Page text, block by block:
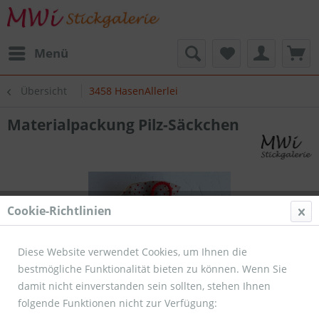
Menü
Übersicht 3458 HasenAllerlei
Materialpackung Pilz-Säckchen
Cookie-Richtlinien
Diese Website verwendet Cookies, um Ihnen die
bestmögliche Funktionalität bieten zu können. Wenn Sie
damit nicht einverstanden sein sollten, stehen Ihnen
folgende Funktionen nicht zur Verfügung: